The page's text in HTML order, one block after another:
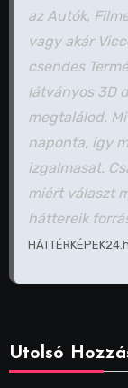
az Autók,
vagy akár
csendes
látványos 3D
megtalálod.
naponta, így
izgalmasat.
miért választ
háttereik
Utolsó